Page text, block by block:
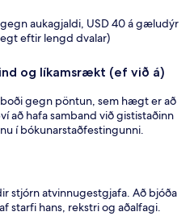
aukagjaldi, USD 40 á gæludýr
eftir lengd dvalar)
og líkamsrækt (ef við á)
gegn pöntun, sem hægt er að
að hafa samband við gististaðinn
í bókunarstaðfestingunni.
stjórn atvinnugestgjafa. Að bjóða
starfi hans, rekstri og aðalfagi.